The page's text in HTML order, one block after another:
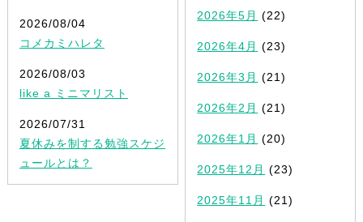
2026/08/04
コメカミハレタ
2026/08/03
like a ミニマリスト
2026/07/31
夏休みを制する勉強スケジ
ュールとは？
2026年5月 (22)
2026年4月 (23)
2026年3月 (21)
2026年2月 (21)
2026年1月 (20)
2025年12月 (23)
2025年11月 (21)